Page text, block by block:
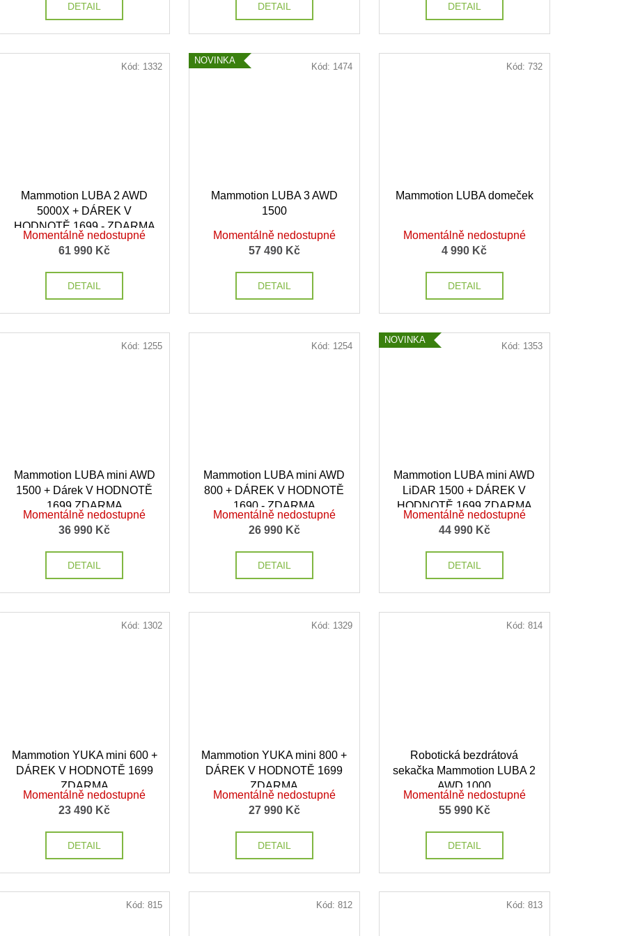
DETAIL DETAIL DETAIL
Mammotion LUBA 2 AWD
5000X + DÁREK V
HODNOTĚ 1699,- ZDARMA
Momentálně nedostupné
61 990 Kč
DETAIL
Kód: 1332
NOVINKA
Mammotion LUBA 3 AWD
1500
Momentálně nedostupné
57 490 Kč
DETAIL
Kód: 1474
Mammotion LUBA domeček
Momentálně nedostupné
4 990 Kč
DETAIL
Kód: 732
Mammotion LUBA mini AWD
1500 + Dárek V HODNOTĚ
1699 ZDARMA
Momentálně nedostupné
36 990 Kč
DETAIL
Kód: 1255
Mammotion LUBA mini AWD
800 + DÁREK V HODNOTĚ
1690,- ZDARMA
Momentálně nedostupné
26 990 Kč
DETAIL
Kód: 1254
NOVINKA
Mammotion LUBA mini AWD
LiDAR 1500 + DÁREK V
HODNOTĚ 1699 ZDARMA
Momentálně nedostupné
44 990 Kč
DETAIL
Kód: 1353
Mammotion YUKA mini 600 +
DÁREK V HODNOTĚ 1699
ZDARMA
Momentálně nedostupné
23 490 Kč
DETAIL
Kód: 1302
Mammotion YUKA mini 800 +
DÁREK V HODNOTĚ 1699
ZDARMA
Momentálně nedostupné
27 990 Kč
DETAIL
Kód: 1329
Robotická bezdrátová
sekačka Mammotion LUBA 2
AWD 1000
Momentálně nedostupné
55 990 Kč
DETAIL
Kód: 814
Kód:815 Kód: 812 Kód: 813